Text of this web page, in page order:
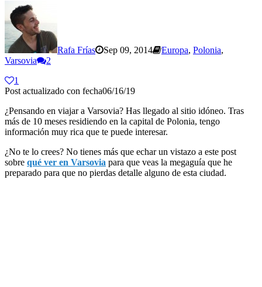
Rafa Frías Sep 09, 2014 Europa, Polonia,
Varsovia
2
1
Post actualizado con fecha06/16/19
¿Pensando en viajar a Varsovia? Has llegado al sitio idóneo. Tras
más de 10 meses residiendo en la capital de Polonia, tengo
información muy rica que te puede interesar.
¿No te lo crees? No tienes más que echar un vistazo a este post
sobre qué ver en Varsovia para que veas la megaguía que he
preparado para que no pierdas detalle alguno de esta ciudad.